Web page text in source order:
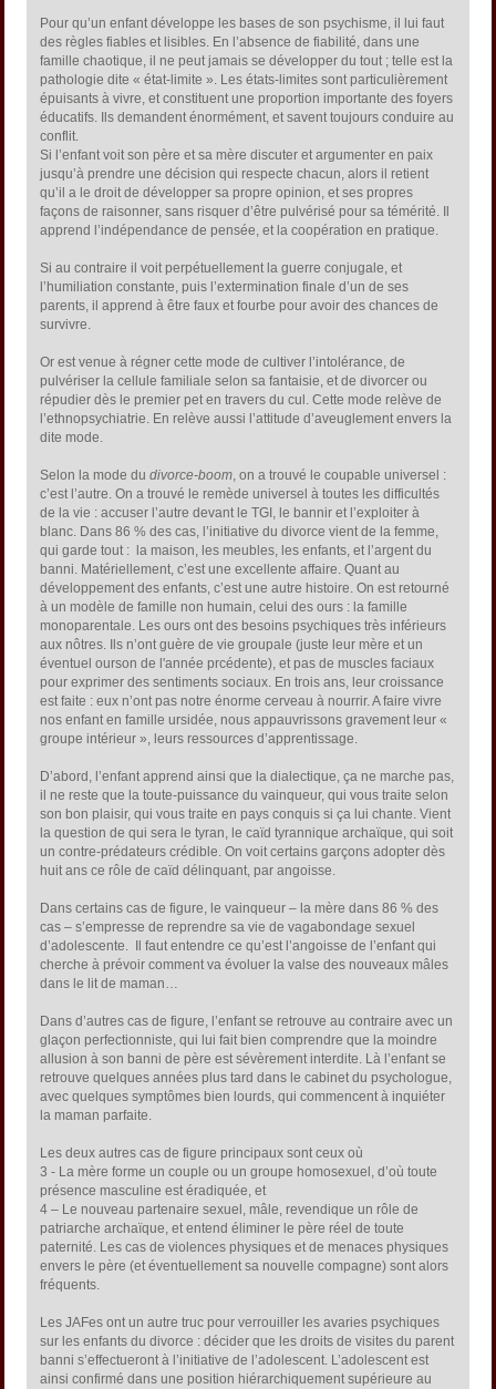
Pour qu’un enfant développe les bases de son psychisme, il lui faut
des règles fiables et lisibles. En l’absence de fiabilité, dans une
famille chaotique, il ne peut jamais se développer du tout ; telle est la
pathologie dite « état-limite ». Les états-limites sont particulièrement
épuisants à vivre, et constituent une proportion importante des foyers
éducatifs. Ils demandent énormément, et savent toujours conduire au
conflit.
Si l’enfant voit son père et sa mère discuter et argumenter en paix
jusqu’à prendre une décision qui respecte chacun, alors il retient
qu’il a le droit de développer sa propre opinion, et ses propres
façons de raisonner, sans risquer d’être pulvérisé pour sa témérité. Il
apprend l’indépendance de pensée, et la coopération en pratique.
Si au contraire il voit perpétuellement la guerre conjugale, et
l’humiliation constante, puis l’extermination finale d’un de ses
parents, il apprend à être faux et fourbe pour avoir des chances de
survivre.
Or est venue à régner cette mode de cultiver l’intolérance, de
pulvériser la cellule familiale selon sa fantaisie, et de divorcer ou
répudier dès le premier pet en travers du cul. Cette mode relève de
l’ethnopsychiatrie. En relève aussi l’attitude d’aveuglement envers la
dite mode.
Selon la mode dudivorce-boom , on a trouvé le coupable universel :
c’est l’autre. On a trouvé le remède universel à toutes les difficultés
de la vie : accuser l’autre devant le TGI, le bannir et l’exploiter à
blanc. Dans 86 % des cas, l’initiative du divorce vient de la femme,
qui garde tout : la maison, les meubles, les enfants, et l’argent du
banni. Matériellement, c’est une excellente affaire. Quant au
développement des enfants, c’est une autre histoire. On est retourné
à un modèle de famille non humain, celui des ours : la famille
monoparentale. Les ours ont des besoins psychiques très inférieurs
aux nôtres. Ils n’ont guère de vie groupale (juste leur mère et un
éventuel ourson de l'année prcédente), et pas de muscles faciaux
pour exprimer des sentiments sociaux. En trois ans, leur croissance
est faite : eux n’ont pas notre énorme cerveau à nourrir. A faire vivre
nos enfant en famille ursidée, nous appauvrissons gravement leur «
groupe intérieur », leurs ressources d’apprentissage.
D’abord, l’enfant apprend ainsi que la dialectique, ça ne marche pas,
il ne reste que la toute-puissance du vainqueur, qui vous traite selon
son bon plaisir, qui vous traite en pays conquis si ça lui chante. Vient
la question de qui sera le tyran, le caïd tyrannique archaïque, qui soit
un contre-prédateurs crédible. On voit certains garçons adopter dès
huit ans ce rôle de caïd délinquant, par angoisse.
Dans certains cas de figure, le vainqueur – la mère dans 86 % des
cas – s’empresse de reprendre sa vie de vagabondage sexuel
d’adolescente. Il faut entendre ce qu’est l’angoisse de l’enfant qui
cherche à prévoir comment va évoluer la valse des nouveaux mâles
dans le lit de maman…
Dans d’autres cas de figure, l’enfant se retrouve au contraire avec un
glaçon perfectionniste, qui lui fait bien comprendre que la moindre
allusion à son banni de père est sévèrement interdite. Là l’enfant se
retrouve quelques années plus tard dans le cabinet du psychologue,
avec quelques symptômes bien lourds, qui commencent à inquiéter
la maman parfaite.
Les deux autres cas de figure principaux sont ceux où
3 - La mère forme un couple ou un groupe homosexuel, d’où toute
présence masculine est éradiquée, et
4 – Le nouveau partenaire sexuel, mâle, revendique un rôle de
patriarche archaïque, et entend éliminer le père réel de toute
paternité. Les cas de violences physiques et de menaces physiques
envers le père (et éventuellement sa nouvelle compagne) sont alors
fréquents.
Les JAFes ont un autre truc pour verrouiller les avaries psychiques
sur les enfants du divorce : décider que les droits de visites du parent
banni s’effectueront à l’initiative de l’adolescent. L’adolescent est
ainsi confirmé dans une position hiérarchiquement supérieure au